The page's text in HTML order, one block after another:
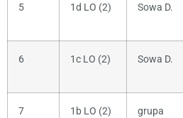
5 1d LO (2) Sowa D.
6 1c LO (2) Sowa D.
7 1b LO (2)
grupa